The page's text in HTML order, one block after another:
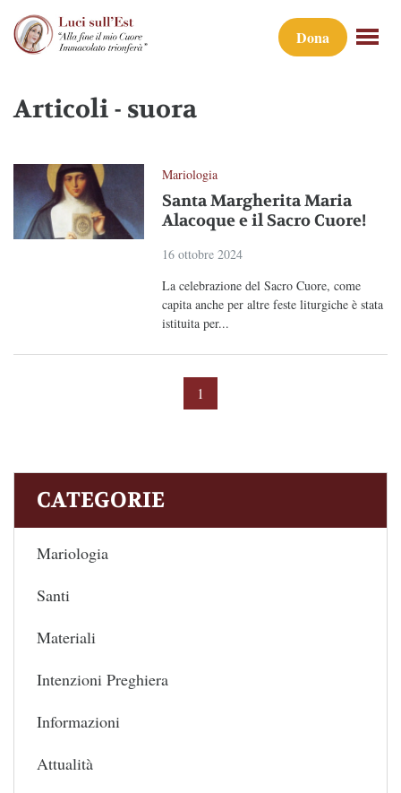
Dona
Articoli - suora
Mariologia
Santa Margherita Maria
Alacoque e il Sacro Cuore!
16 ottobre 2024
La celebrazione del Sacro Cuore, come
capita anche per altre feste liturgiche è stata
istituita per...
1
CATEGORIE
Mariologia
Santi
Materiali
Intenzioni Preghiera
Informazioni
Attualità